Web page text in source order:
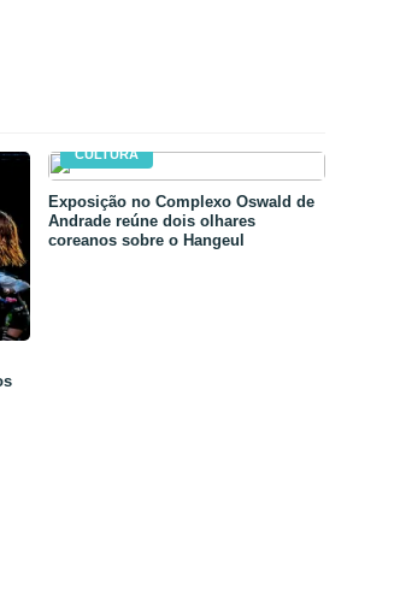
CULTURA
Exposição no Complexo Oswald de
Andrade reúne dois olhares
coreanos sobre o Hangeul